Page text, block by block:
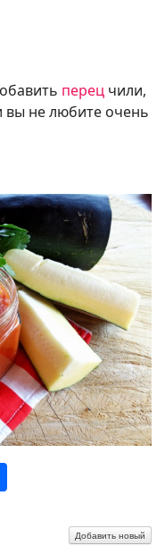
перец чили,
вы не любите очень
Добавить новый